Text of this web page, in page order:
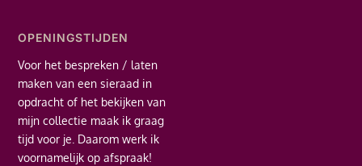
OPENINGSTIJDEN
Voor het bespreken / laten
maken van een sieraad in
opdracht of het bekijken van
mijn collectie maak ik graag
tijd voor je. Daarom werk ik
voornamelijk op afspraak!